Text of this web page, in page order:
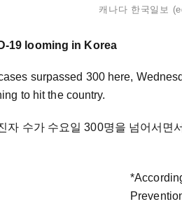
캐나다 한국일보
Third wave of COVID-19 looming in Korea
surpassed 300 here,
to hit the country.
자 수가 수요일 300명을 넘어서면